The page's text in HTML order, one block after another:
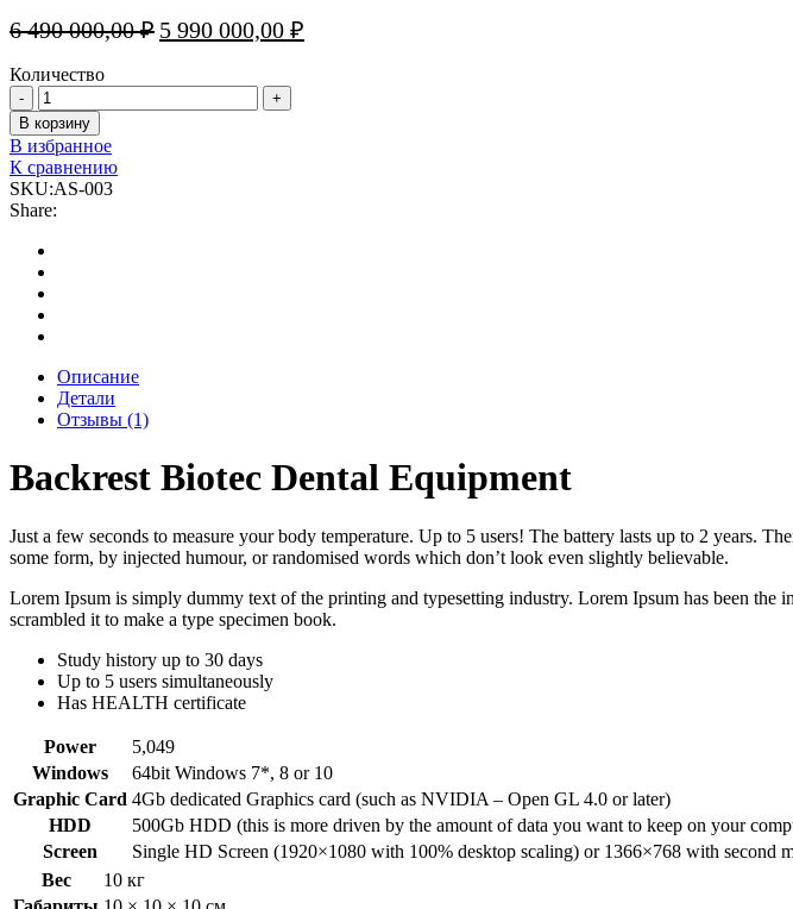
6 490 000,00₽ Первоначальная
цена
6
490
5 990 000,00 ₽
цена:
Количество
Стоматологическое
оборудование
Biotec
со
спинкой
quantity
В корзину
В избранное
К сравнению
SKU:AS-003
Share:
Описание
Детали
Отзывы (1)
Backrest Biotec Dental Equipment
Just a few seconds to measure your body temperature. Up to 5 users! The battery lasts up to 2 years.
some form, by injected humour, or randomised words which don’t look even slightly believable.
Lorem Ipsum is simply dummy text of the printing and typesetting industry. Lorem Ipsum has been
scrambled it to make a type specimen book.
Study history up to 30 days
Up to 5 users simultaneously
Has HEALTH certificate
Power
5,049
Windows
64bit Windows 7*, 8 or 10
Graphic Card 4Gb dedicated Graphics card (such as NVIDIA – Open GL 4.0 or later)
HDD
500Gb HDD (this is more driven by the amount of data you want to keep on your
Screen
Single HD Screen (1920×1080 with 100% desktop scaling) or 1366×768 with second
Вес
10 кг